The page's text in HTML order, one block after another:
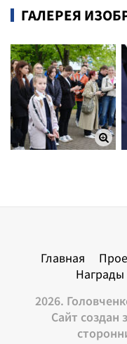
ГАЛЕРЕЯ
2026.
Сайт создан
Главная
Награды